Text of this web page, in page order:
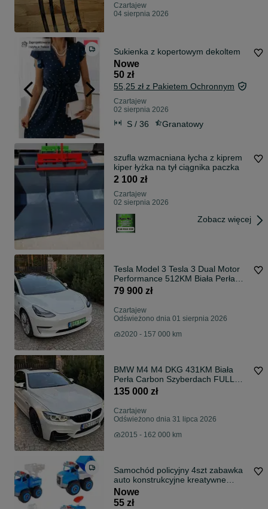
Czartajew
04 sierpnia 2026
Sukienka z kopertowym dekoltem
Nowe
50 zł
55,25 zł z Pakietem Ochronnym
Czartajew
02 sierpnia 2026
S / 36 Granatowy
szufla wzmacniana łycha z kiprem
kiper łyżka na tył ciągnika paczka
2 100 zł
Czartajew
02 sierpnia 2026
Zobacz więcej
Tesla Model 3 Tesla 3 Dual Motor
Performance 512KM Biała Perła
Stan bardzo dobry Alu
79 900 zł
Czartajew
Odświeżono dnia 01 sierpnia 2026
2020 - 157 000 km
BMW M4 M4 DKG 431KM Biała
Perła Carbon Szyberdach FULL
LED Head Up Harman Kar
135 000 zł
Czartajew
Odświeżono dnia 31 lipca 2026
2015 - 162 000 km
Samochód policyjny 4szt zabawka
auto konstrukcyjne kreatywne
majster
Nowe
55 zł